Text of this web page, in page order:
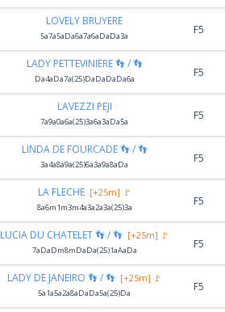
LOVELY BRUYERE
5a7a5aDa6a7a6aDaDa3a F5
LADY PETTEVINIERE 👣 / 👣
Da4aDa7a(25)DaDaDaDa6a F5
LAVEZZI PEJI
7a9a0a6a(25)3a6a3aDa5a F5
LINDA DE FOURCADE 👣 / 👣
3a4a8a9a(25)6a3a9a8aDa F5
LA FLECHE [+25m] 🚩
8a6m1m3m4a3a2a3a(25)3a F5
LUCIA DU CHATELET 👣 / 👣 [+25m] 🚩
7aDaDm8mDaDa(25)1aAaDa F5
LADY DE JANEIRO 👣 / 👣 [+25m] 🚩
5a1a5a2a8aDaDa5a(25)Da F5